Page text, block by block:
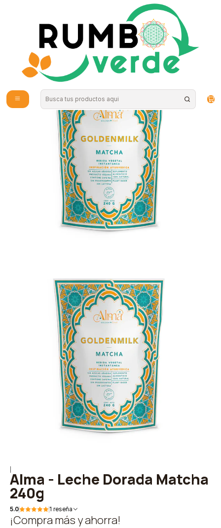
Envío gratis por compras sobre los 59.990 en la provincia de Santiago
Superalimentos en Polvo
Alma - Leche Dorada Matcha
240g
5.0 1 reseña
¡Compra más y ahorra!